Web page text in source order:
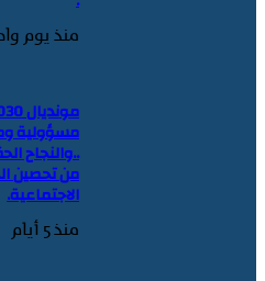
منذ يوم
مسؤولية
..والنجاح
من تحصين
الاجتماعية.
منذ 5 أيام